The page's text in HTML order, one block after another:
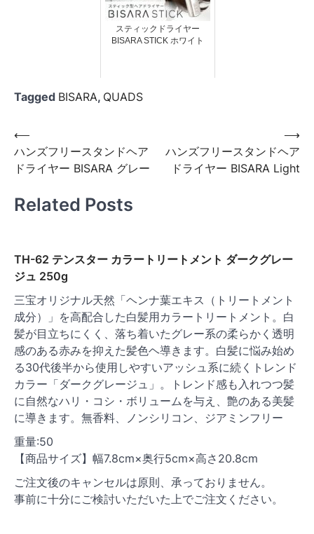
スティックドライヤー
BISARA STICK ホワイト
Tagged BISARA, QUADS
投
稿
ナ
ビ
シ
ン
⟵
ハンズフリースタンドヘア
ドライヤー BISARA グレー
ハンズフリースタンドヘア
ドライヤー BISARA Light
⟶
Related Posts
TH-62 テンスター カラートリートメント ダークグレー
ジュ 250g
三宝オリジナル天然「ヘンナ葉エキス（トリートメント
成分）」を高配合した白髪用カラートリートメント。白
髪が目立ちにくく、落ち着いたグレー系の柔らかく透明
感のある赤みを抑えた髪色ヘ導きます。白髪に悩み始め
る30代後半から使用しやすいアッシュ系に続くトレンド
カラー「ダークグレージュ」。トレンド感も入れつつ髪
に自然なハリ・コシ・ボリュームを与え、艶のある美髪
に導きます。無香料、ノンシリコン、ジアミンフリー
重量:50
【商品サイズ】幅7.8cm×奥行5cm×高さ20.8cm
ご注文後のキャンセルは原則、承っておりません。
事前に十分にご検討いただいた上でご注文ください。